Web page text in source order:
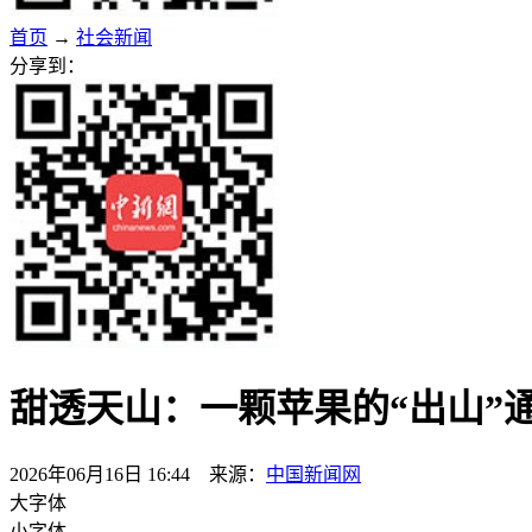
首页 → 社会新闻
分享到：
甜透天山：一颗苹果的“出山”
2026年06月16日 16:44 来源： 中国新闻网
大字体